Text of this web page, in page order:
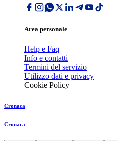
Area personale
Help e Faq
Info e contatti
Termini del servizio
Utilizzo dati e privacy
Cookie Policy
Cronaca
Cronaca